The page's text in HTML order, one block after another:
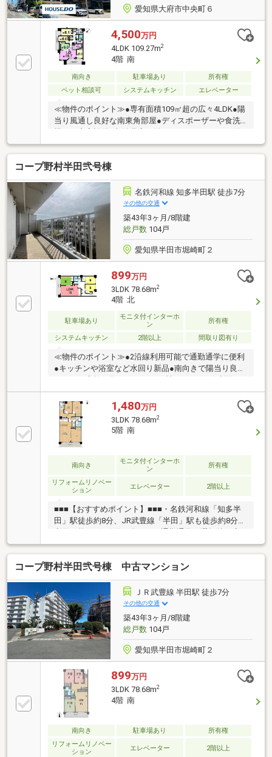
愛知県大府市中央町６
4,500万円
4LDK 109.27m2
4階 南
南向き 駐車場あり
所有権
ペット相談可
システムキッチン エレベーター
≪物件のポイント≫●専有面積109㎡超の広々4LDK●陽
当り風通し良好な南東角部屋●ディスポーザーや食洗
き ＊100㎡を超えるゆとりの4LDK角部屋プラン。2面
バルコニーからの心地よい光と風を感じながら、充実
の先進設備で快適な暮らしが送れます。 ≪周辺環境の
ポイント≫●JR大府駅までフラットに徒歩6分●郵便局
や買い物施設が徒歩5分圏内●保育園や緑豊かな公園も
身近に充実 ＊駅徒歩6分の平坦な好立地で、毎日の通
勤・通学や買い出しがとてもスムーズ。保育園や公園
も近く、子育て世帯にも優しい恵まれた周辺環境環境
です。
コープ野村半田弐号棟
名鉄河和線 知多半田駅 徒歩7分
その他の交通
築43年3ヶ月/8階建
総戸数104戸
愛知県半田市堀崎町２
899万円
3LDK 78.68m2
4階 北
駐車場あり
モニタ付インターホ
ン
所有権
システムキッチン 2階以上 間取り図有り
≪物件のポイント≫●2沿線利用可能で通勤通学に便利
●キッチンや浴室など水回り新品●南向きで陽当り良好
の好立地。南向きの15帖LDKや新品の水回りで快適に
過ごせます。 ≪周辺環境のポイント≫●知多半田駅ま
で徒歩6分の好立地●ピアゴまで徒歩5分で買い物便利●
半田小学校まで徒歩8分で安心＊駅やスーパー、小学
校が徒歩10分圏内に揃う、暮らしやすさに優れた好環
境です。
1,480万円
3LDK 78.68m2
5階 南
南向き
モニタ付インターホ
ン
所有権
リフォームリノベー
ション
エレベーター 2階以上
■■■【おすすめポイント】■■■・名鉄河和線「知多半
田」駅徒歩約8分、JR武豊線「半田」駅も徒歩約8分で
がります。・エレベーター付きマンションなので、重
い荷物の運搬もラク。お子様からご年配の方まで、快
適に生活いただけます。・設備交換予定のリフォー
ム。キッチン・浴室・トイレなど水廻りを一新し、最
新環境へ生まれ変わります。新しい設備で快適な毎日
をお過ごしいただけます。・約15帖のゆったりLDK。
和室2室を洋室2室に変更し、ご家族のライフスタイル
に合わせた間取りに。・駐車場利用で来客時も安心で
す。生活施設も徒歩圏内に充実し、買い物に便利で
コープ野村半田弐号棟 中古マンション
ＪＲ武豊線 半田駅 徒歩7分
その他の交通
築43年3ヶ月/8階建
総戸数104戸
愛知県半田市堀崎町２
899万円
3LDK 78.68m2
4階 南
南向き 駐車場あり
所有権
リフォームリノベー
ション
エレベーター 2階以上